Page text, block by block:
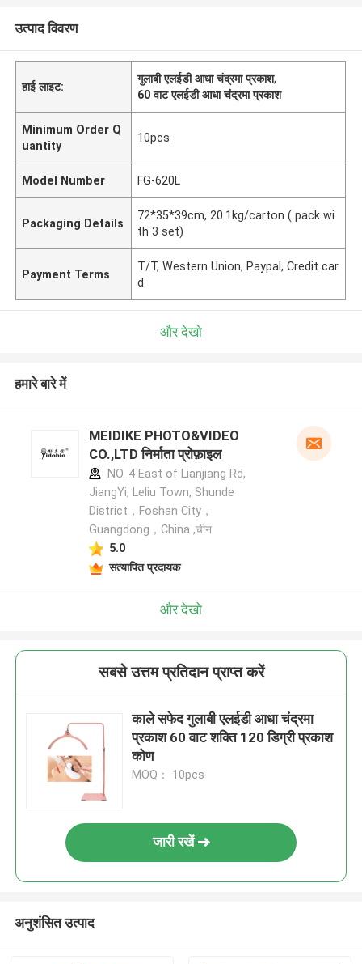
उत्पाद विवरण
हाई लाइट:
गुलाबी एलईडी आधा चंद्रमा प्रकाश,
60 वाट एलईडी आधा चंद्रमा प्रकाश
Minimum Order Q
uantity
10pcs
Model Number FG-620L
Packaging Details
72*35*39cm, 20.1kg/carton ( pack wi
th 3 set)
Payment Terms
T/T, Western Union, Paypal, Credit car
d
और देखो
हमारे बारे में
MEIDIKE PHOTO&VIDEO
CO.,LTD निर्माता प्रोफ़ाइल
NO. 4 East of Lianjiang Rd,
JiangYi, Leliu Town, Shunde
District，Foshan City，
Guangdong，China ,चीन
5.0
सत्यापित प्रदायक
और देखो
सबसे उत्तम प्रतिदान प्राप्त करें
काले सफेद गुलाबी एलईडी आधा चंद्रमा
प्रकाश 60 वाट शक्ति 120 डिग्री प्रकाश
कोण
MOQ： 10pcs
जारी रखें
अनुशंसित उत्पाद